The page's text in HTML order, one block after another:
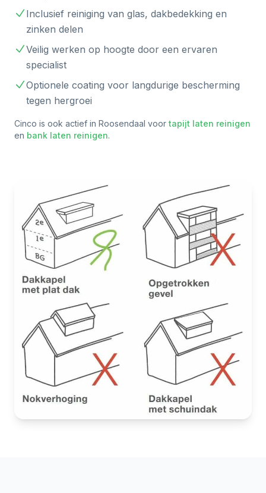
Inclusief reiniging van glas, dakbedekking en
zinken delen
Veilig werken op hoogte door een ervaren
specialist
Optionele coating voor langdurige bescherming
tegen hergroei
Cinco is ook actief in Roosendaal voor tapijt laten reinigen
en bank laten reinigen.